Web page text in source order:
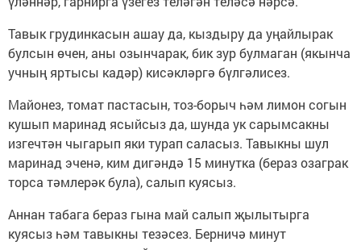
Тавык грудинкасын ашау да, кыздыру да уңайлырак
булсын өчен, аны озынчарак, бик зур булмаган (якынча
учның яртысы кадәр) кисәкләргә бүлгәлисез.
Майонез, томат пастасын, тоз-борыч һәм лимон согын
кушып маринад ясыйсыз да, шунда ук сарымсакны
изгечтән чыгарып яки турап саласыз. Тавыкны шул
маринад эченә, ким дигәндә 15 минутка (бераз озаграк
торса тәмлерәк була), салып куясыз.
Аннан табага бераз гына май салып җылытырга
куясыз һәм тавыкны тезәсез. Берничә минут